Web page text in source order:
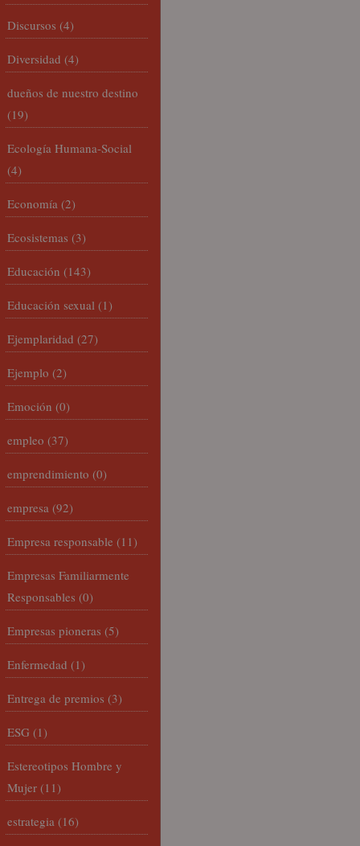
Discursos (4)
Diversidad (4)
dueños de nuestro destino
(19)
Ecología Humana-Social
(4)
Economía (2)
Ecosistemas (3)
Educación (143)
Educación sexual (1)
Ejemplaridad (27)
Ejemplo (2)
Emoción (0)
empleo (37)
emprendimiento (0)
empresa (92)
Empresa responsable (11)
Empresas Familiarmente
Responsables (0)
Empresas pioneras (5)
Enfermedad (1)
Entrega de premios (3)
ESG (1)
Estereotipos Hombre y
Mujer (11)
estrategia (16)